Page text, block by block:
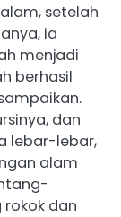
setelah
ia
menjadi
berhasil
dan
lebar-lebar,
alam
dan